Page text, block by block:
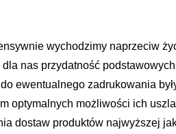
wychodzimy naprzeciw
nas przydatność
ewentualnego zadrukowania
optymalnych możliwości ich
dostaw produktów najwyższej